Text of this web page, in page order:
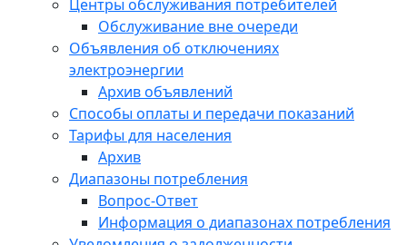
Центры обслуживания потребителей
Обслуживание вне очереди
Объявления об отключениях
электроэнергии
Архив объявлений
Способы оплаты и передачи показаний
Тарифы для населения
Архив
Диапазоны потребления
Вопрос-Ответ
Информация о диапазонах потребления